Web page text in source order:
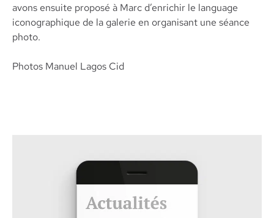
avons ensuite proposé à Marc d’enrichir le language
iconographique de la galerie en organisant une séance
photo.
Photos Manuel Lagos Cid